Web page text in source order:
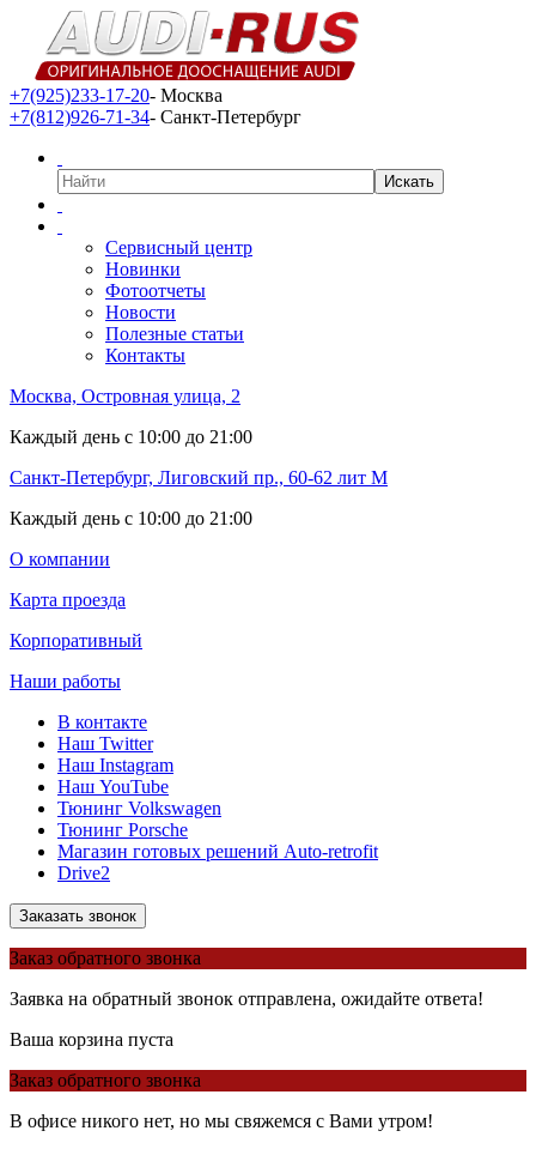
+7(925)233-17-20- Москва
+7(812)926-71-34- Санкт-Петербург
Сервисный центр
Новинки
Фотоотчеты
Новости
Полезные статьи
Контакты
Москва, Островная улица, 2
Каждый день с 10:00 до 21:00
Санкт-Петербург, Лиговский пр., 60-62 лит М
Каждый день с 10:00 до 21:00
О компании
Карта проезда
Корпоративный
Наши работы
В контакте
Наш Twitter
Наш Instagram
Наш YouTube
Тюнинг Volkswagen
Тюнинг Porsche
Магазин готовых решений Auto-retrofit
Drive2
Заказать звонок
Заказ обратного звонка
Заявка на обратный звонок отправлена, ожидайте ответа!
Ваша корзина пуста
Заказ обратного звонка
В офисе никого нет, но мы свяжемся с Вами утром!